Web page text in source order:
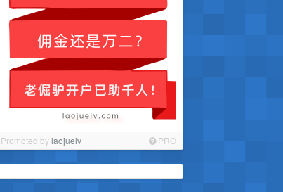
Promoted bylaojuelv PRO